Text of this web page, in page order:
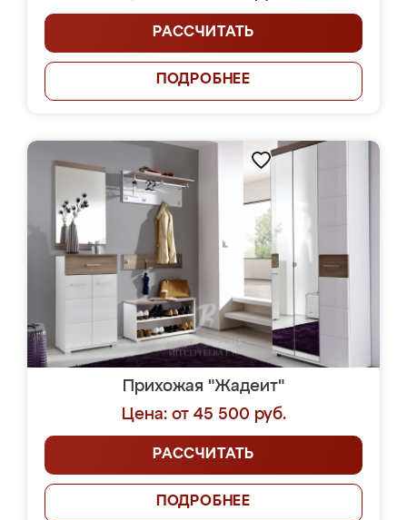
РАССЧИТАТЬ
ПОДРОБНЕЕ
Прихожая "Жадеит"
Цена: от 45 500 руб.
РАССЧИТАТЬ
ПОДРОБНЕЕ